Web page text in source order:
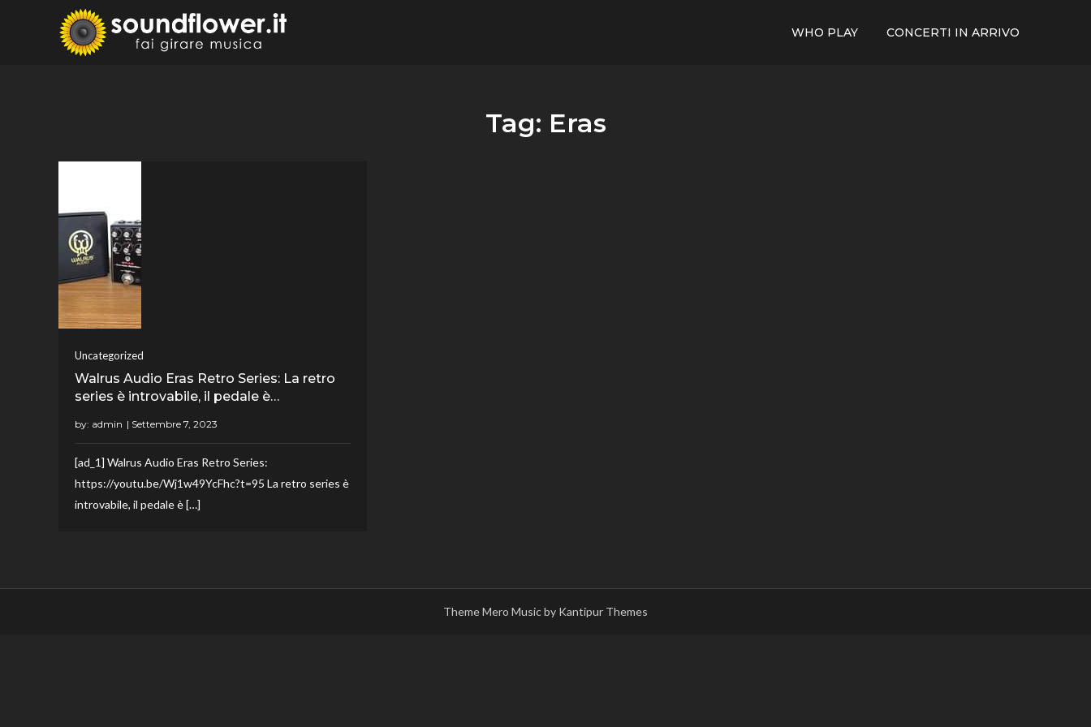
WHO PLAY CONCERTI IN ARRIVO
Tag: Eras
Uncategorized
Walrus Audio Eras Retro Series: La retro
series è introvabile, il pedale è…
by: admin
[ad_1] Walrus Audio Eras Retro Series:
https://youtu.be/Wj1w49YcFhc?t=95 La retro series è
introvabile, il pedale è […]
Theme Mero Music by Kantipur Themes